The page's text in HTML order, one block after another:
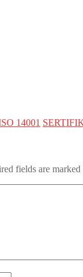
14001
fields are marked